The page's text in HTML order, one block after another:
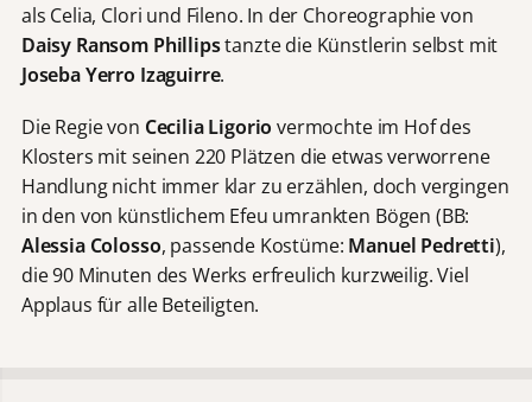
als Celia, Clori und Fileno. In der Choreographie von
Daisy Ransom Phillipstanzte die Künstlerin selbst mit
Joseba Yerro Izaguirre.
Die Regie von Cecilia Ligorio vermochte im Hof des
Klosters mit seinen 220 Plätzen die etwas verworrene
Handlung nicht immer klar zu erzählen, doch vergingen
in den von künstlichem Efeu umrankten Bögen (BB:
Alessia Colosso, passende Kostüme: Manuel Pedretti),
die 90 Minuten des Werks erfreulich kurzweilig. Viel
Applaus für alle Beteiligten.